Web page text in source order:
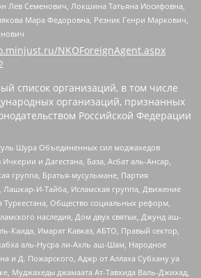
Лев Семенович, Локшина Татьяна Иосифовна,
Мара Федоровна, Резник Генри Маркович,
NKOForeignAgent.aspx
список организаций, в том числе
организаций, признанных
Российской Федерации
Шура Объединенных сил моджахедов
и Дагестана, База, Асбат аль-Ансар,
группа, Братья-мусульмане, Партия
Лашкар-И-Тайба, Исламская группа, Движение
Туркестана, Общество социальных реформ,
наследия, Дом двух святых, Джунд аш-
Каида, Имарат Кавказ, АБТО, Правый сектор,
аль-Нусра ли-Ахль аш-Шам, Народное
и Д. Пожарского, Аджр от Аллаха Субхану уа
Муджахеды джамаата Ат-Тавхида Валь-Джихад,